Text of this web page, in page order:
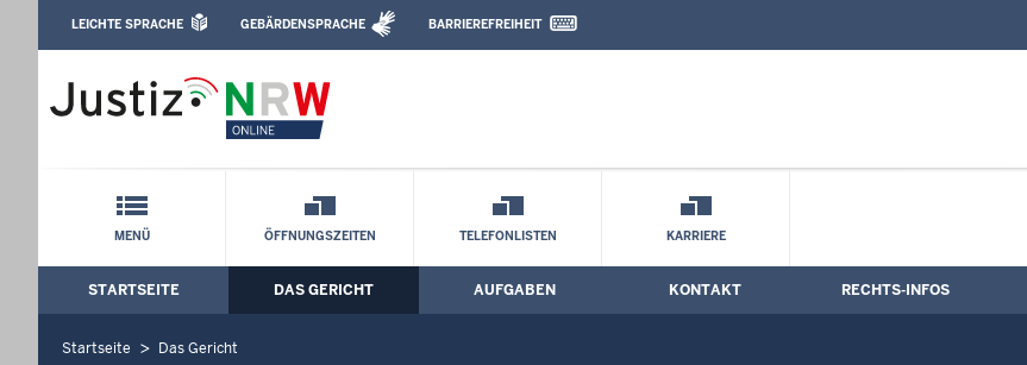
Landgericht Münster: Sitzungstermine
Leichte Sprache, Gebärdensprachenvideo und Kontaktformular
LEICHTE SPRACHE GEBÄRDENSPRACHE BARRIEREFREIHEIT
Schnellnavigation mit Volltext-Suche
MENÜ ÖFFNUNGSZEITEN TELEFONLISTEN KARRIERE
Hauptmenü: Hauptnavigation
STARTSEITE DAS GERICHT AUFGABEN KONTAKT RECHTS-INFOS
Startseite Das Gericht